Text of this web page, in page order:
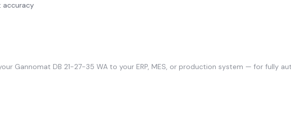
accuracy
Gannomat DB 21-27-35 WA to your ERP, MES, or production system — for fully